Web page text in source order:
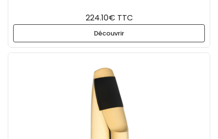
224.10€ TTC
Découvrir